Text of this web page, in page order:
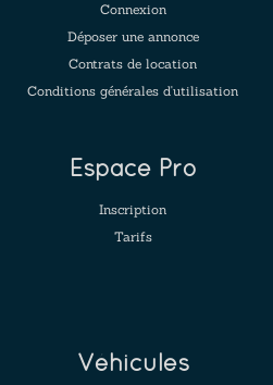
Connexion
Déposer une annonce
Contrats de location
Conditions générales d'utilisation
Espace Pro
Inscription
Tarifs
Véhicules